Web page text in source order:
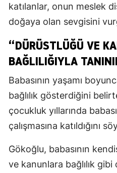
katılanlar, onun meslek
doğaya olan sevgisini
“DÜRÜSTLÜĞÜ VE
BAĞLILIĞIYLA
Babasının yaşamı
bağlılık gösterdiğini
çocukluk yıllarında
çalışmasına katıldığını
Gökoğlu, babasının
ve kanunlara bağlılık